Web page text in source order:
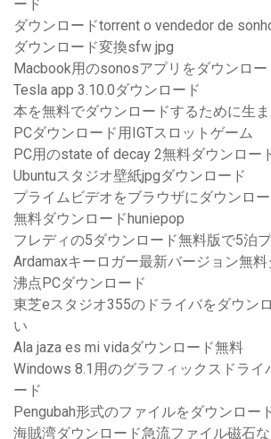
ード
ダウンロードtorrent o vendedor de
ダウンロード変換sfw jpg
Macbook用のsonosアプリをダウンロー
Tesla app 3.10.0ダウンロード
本を無料でダウンロードするために生
PCダウンロード用IGTスロットゲーム
PC用のstate of decay 2無料ダウンロー
Ubuntuスタジオ壁紙jpgダウンロード
プライムビデオをブラウザにダウンロ
無料ダウンロードhuniepop
フレディの5ダウンロード無料版で5泊
Ardamaxキーロガー最新バージョン無
沸点PCダウンロード
東芝eスタジオ355のドライバをダウン
い
Ala jaza es mi vidaダウンロード無料
Windows 8.1用のグラフィックスドライ
ード
Pengubah形式のファイルをダウンロー
海賊湾ダウンロード急流ファイル磁石